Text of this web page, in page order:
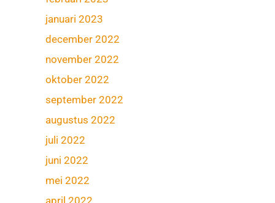
januari 2023
december 2022
november 2022
oktober 2022
september 2022
augustus 2022
juli 2022
juni 2022
mei 2022
april 2022